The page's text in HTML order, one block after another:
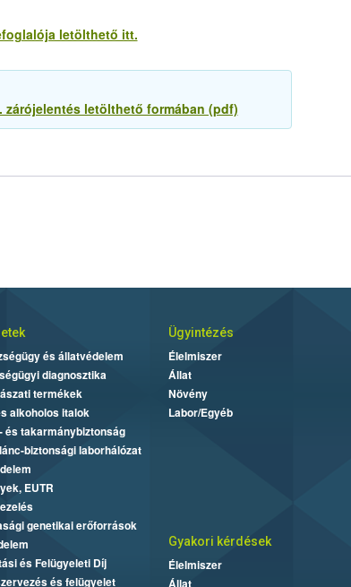
letölthető itt.
zárójelentés letölthető formában (pdf)
és állatvédelem
diagnosztika
termékek
alkoholos italok
és takarmánybiztonság
biztonsági laborhálózat
EUTR
genetikai erőforrások
és Felügyeleti Díj
és felügyelet
Ügyintézés
Élelmiszer
Állat
Növény
Labor/Egyéb
Gyakori kérdések
Élelmiszer
Állat